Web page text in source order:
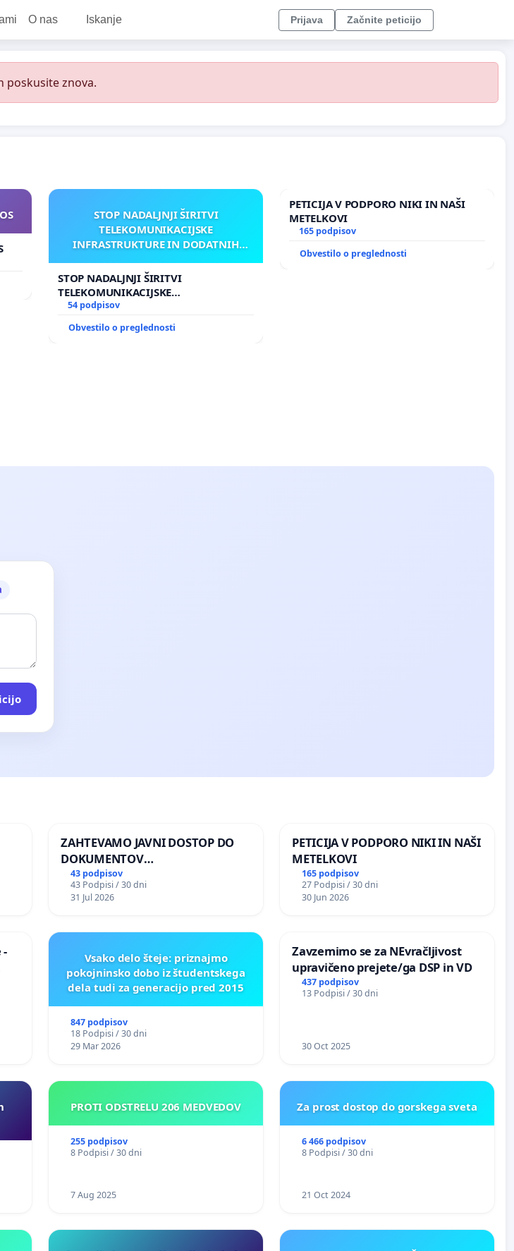
O nas Iskanje Prijava Začnite peticijo
poskusite znova.
STOP NADALJNJI ŠIRITVI
TELEKOMUNIKACIJSKE
INFRASTRUKTURE IN DODATNIH
STOP NADALJNJI ŠIRITVI
TELEKOMUNIKACIJSKE
INFRASTRUKTURE IN DODATNIH
ANTEN V GRADIŠČAKU
54 podpisov
Obvestilo o preglednosti
PETICIJA V PODPORO NIKI IN NAŠI
METELKOVI
165 podpisov
Obvestilo o preglednosti
ZAHTEVAMO JAVNI DOSTOP DO
DOKUMENTOV
PARLAMENTARNIH
PREISKOVALNIH KOMISIJ O
ILEGALNI TRGOVINI Z OROŽJEM
43 podpisov
43 Podpisi / 30 dni
31 Jul 2026
PETICIJA V PODPORO NIKI IN NAŠI
METELKOVI
165 podpisov
27 Podpisi / 30 dni
30 Jun 2026
-
Vsako delo šteje: priznajmo
pokojninsko dobo iz študentskega
dela tudi za generacijo pred 2015
847 podpisov
18 Podpisi / 30 dni
29 Mar 2026
Zavzemimo se za NEvračljivost
upravičeno prejete/ga DSP in VD
437 podpisov
13 Podpisi / 30 dni
30 Oct 2025
PROTI ODSTRELU 206 MEDVEDOV
255 podpisov
8 Podpisi / 30 dni
7 Aug 2025
Za prost dostop do gorskega sveta
6 466 podpisov
8 Podpisi / 30 dni
21 Oct 2024